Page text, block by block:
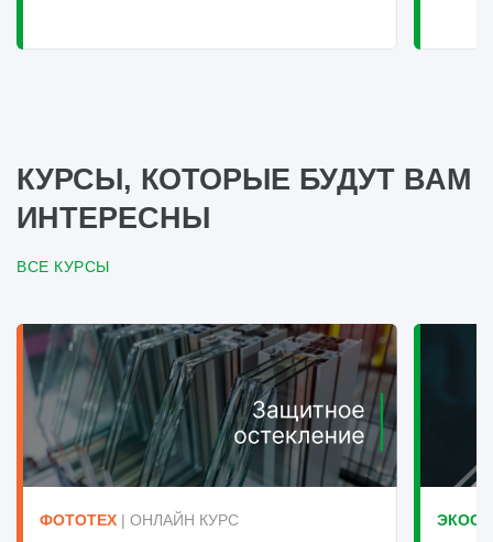
КУРСЫ, КОТОРЫЕ БУДУТ ВАМ
ИНТЕРЕСНЫ
ВСЕ КУРСЫ
ФОТОТЕХ | ОНЛАЙН КУРС